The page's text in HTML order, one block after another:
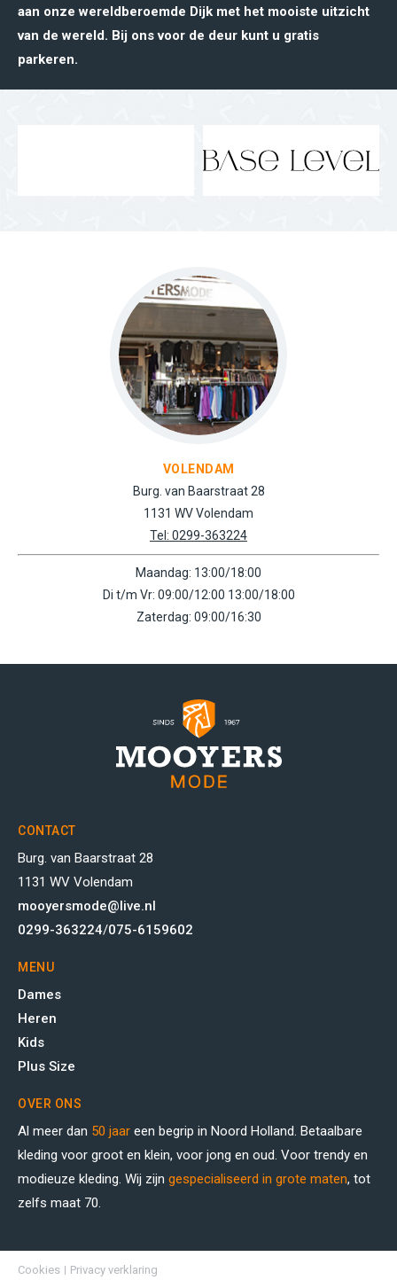
aan onze wereldberoemde Dijk met het mooiste uitzicht
van de wereld. Bij ons voor de deur kunt u gratis
parkeren.
VOLENDAM
Burg. van Baarstraat 28
1131 WV Volendam
Tel: 0299-363224
Maandag: 13:00/18:00
Di t/m Vr: 09:00/12:00 13:00/18:00
Zaterdag: 09:00/16:30
CONTACT
Burg. van Baarstraat 28
1131 WV Volendam
mooyersmode@live.nl
0299-363224/075-6159602
MENU
Dames
Heren
Kids
Plus Size
OVER ONS
Al meer dan 50 jaar een begrip in Noord Holland. Betaalbare
kleding voor groot en klein, voor jong en oud. Voor trendy en
modieuze kleding. Wij zijn gespecialiseerd in grote maten, tot
zelfs maat 70.
Cookies Privacy verklaring